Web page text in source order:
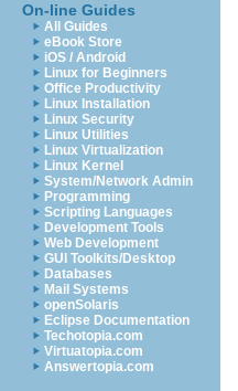
On-line Guides
All Guides
eBook Store
iOS / Android
Linux for Beginners
Office Productivity
Linux Installation
Linux Security
Linux Utilities
Linux Virtualization
Linux Kernel
System/Network Admin
Programming
Scripting Languages
Development Tools
Web Development
GUI Toolkits/Desktop
Databases
Mail Systems
openSolaris
Eclipse Documentation
Techotopia.com
Virtuatopia.com
Answertopia.com